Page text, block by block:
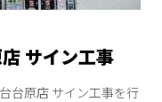
サイン工事
台原店 サイン工事を行